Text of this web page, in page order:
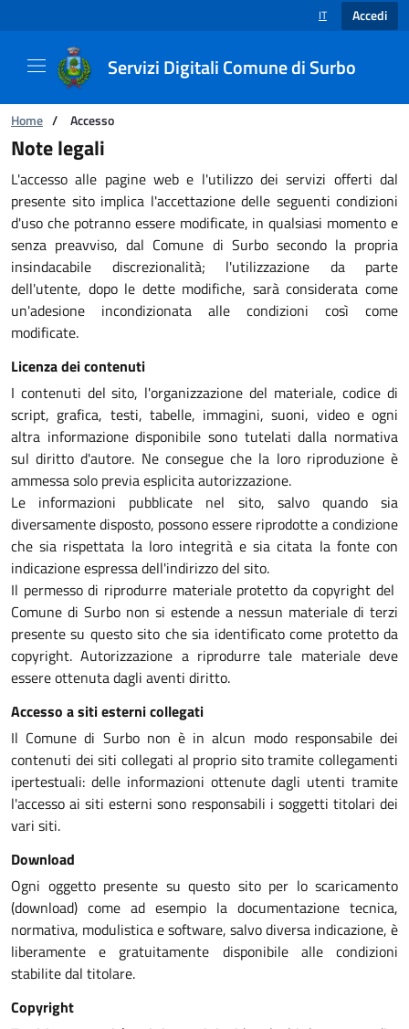
SELEZIONE
IT Accedi
Servizi Digitali Comune di Surbo
Ti trovi in:
Home / Accesso
Note legali
Note legali
L'accesso alle pagine web e l'utilizzo dei servizi offerti dal
presente sito implica l'accettazione delle seguenti condizioni
d'uso che potranno essere modificate, in qualsiasi momento e
senza preavviso, dal Comune di Surbo secondo la propria
insindacabile discrezionalità; l'utilizzazione da parte
dell'utente, dopo le dette modifiche, sarà considerata come
un'adesione incondizionata alle condizioni così come
modificate.
Licenza dei contenuti
I contenuti del sito, l'organizzazione del materiale, codice di
script, grafica, testi, tabelle, immagini, suoni, video e ogni
altra informazione disponibile sono tutelati dalla normativa
sul diritto d'autore. Ne consegue che la loro riproduzione è
ammessa solo previa esplicita autorizzazione.
Le informazioni pubblicate nel sito, salvo quando sia
diversamente disposto, possono essere riprodotte a condizione
che sia rispettata la loro integrità e sia citata la fonte con
indicazione espressa dell'indirizzo del sito.
Il permesso di riprodurre materiale protetto da copyright del
Comune di Surbo non si estende a nessun materiale di terzi
presente su questo sito che sia identificato come protetto da
copyright. Autorizzazione a riprodurre tale materiale deve
essere ottenuta dagli aventi diritto.
Accesso a siti esterni collegati
Il Comune di Surbo non è in alcun modo responsabile dei
contenuti dei siti collegati al proprio sito tramite collegamenti
ipertestuali: delle informazioni ottenute dagli utenti tramite
l'accesso ai siti esterni sono responsabili i soggetti titolari dei
vari siti.
Download
Ogni oggetto presente su questo sito per lo scaricamento
(download) come ad esempio la documentazione tecnica,
normativa, modulistica e software, salvo diversa indicazione, è
liberamente e gratuitamente disponibile alle condizioni
stabilite dal titolare.
Copyright